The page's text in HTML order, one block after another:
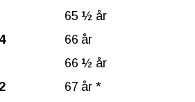
65 ½ år
66 år
66 ½ år
67 år *